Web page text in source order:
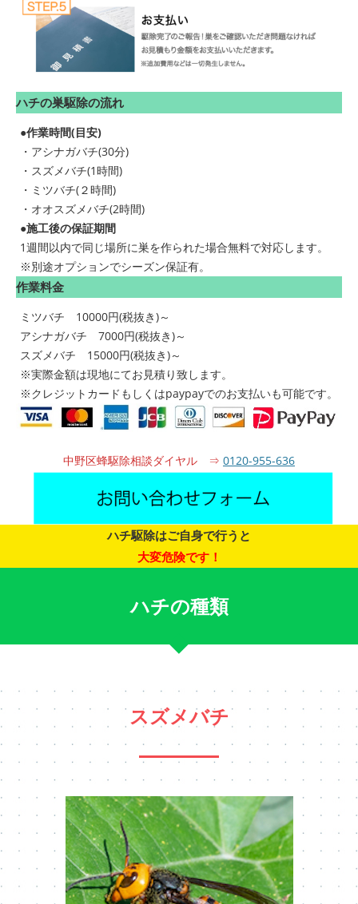
ハチの巣駆除の流れ
●作業時間(目安)
・アシナガバチ(30分)
・スズメバチ(1時間)
・ミツバチ(２時間)
・オオスズメバチ(2時間)
●施工後の保証期間
1週間以内で同じ場所に巣を作られた場合無料で対応します。
※別途オプションでシーズン保証有。
作業料金
ミツバチ 10000円(税抜き)～
アシナガバチ 7000円(税抜き)～
スズメバチ 15000円(税抜き)～
※実際金額は現地にてお見積り致します。
※クレジットカードもしくはpaypayでのお支払いも可能です。
中野区蜂駆除相談ダイヤル ⇒ 0120-955-636
ハチ駆除はご自身で行うと
大変危険です！
ハチの種類
スズメバチ